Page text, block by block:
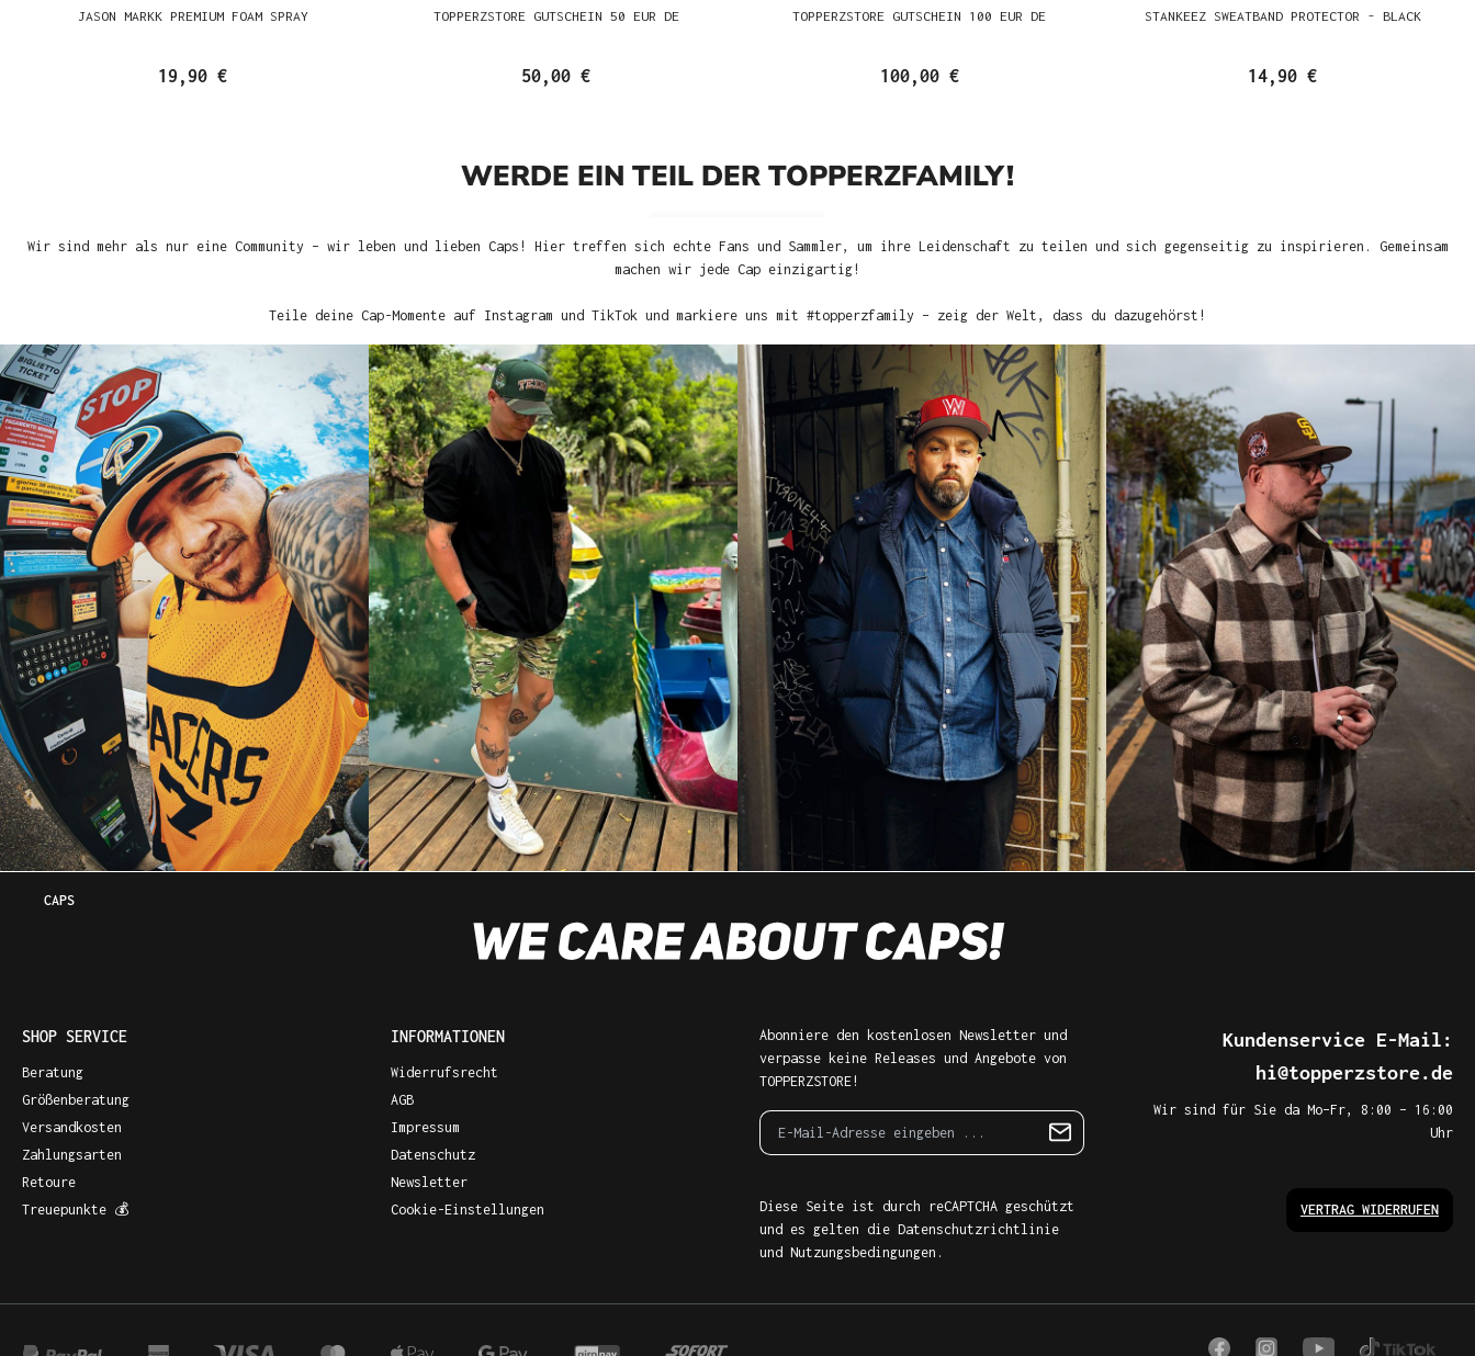
JASON MARKK PREMIUM FOAM SPRAY
19,90 €
TOPPERZSTORE GUTSCHEIN 50 EUR DE
50,00 €
TOPPERZSTORE GUTSCHEIN 100 EUR DE
100,00 €
STANKEEZ SWEATBAND PROTECTOR - BLACK
14,90 €
WERDE EIN TEIL DER TOPPERZFAMILY!
Wir sind mehr als nur eine Community – wir leben und lieben Caps! Hier treffen sich echte Fans und Sammler, um ihre Leidenschaft zu teilen und sich gegenseitig zu inspirieren. Gemeinsam
machen wir jede Cap einzigartig!
Teile deine Cap-Momente auf Instagram und TikTok und markiere uns mit #topperzfamily – zeig der Welt, dass du dazugehörst!
CAPS
SHOP SERVICE
Beratung
Größenberatung
Versandkosten
Zahlungsarten
Retoure
Treuepunkte 💰
INFORMATIONEN
Widerrufsrecht
AGB
Impressum
Datenschutz
Newsletter
Cookie-Einstellungen
Abonniere den kostenlosen Newsletter und
verpasse keine Releases und Angebote von
TOPPERZSTORE!
Diese Seite ist durch reCAPTCHA geschützt
und es gelten die Datenschutzrichtlinie
und Nutzungsbedingungen .
Kundenservice E-Mail:
hi@topperzstore.de
Wir sind für Sie da Mo–Fr, 8:00 – 16:00
Uhr
VERTRAG WIDERRUFEN